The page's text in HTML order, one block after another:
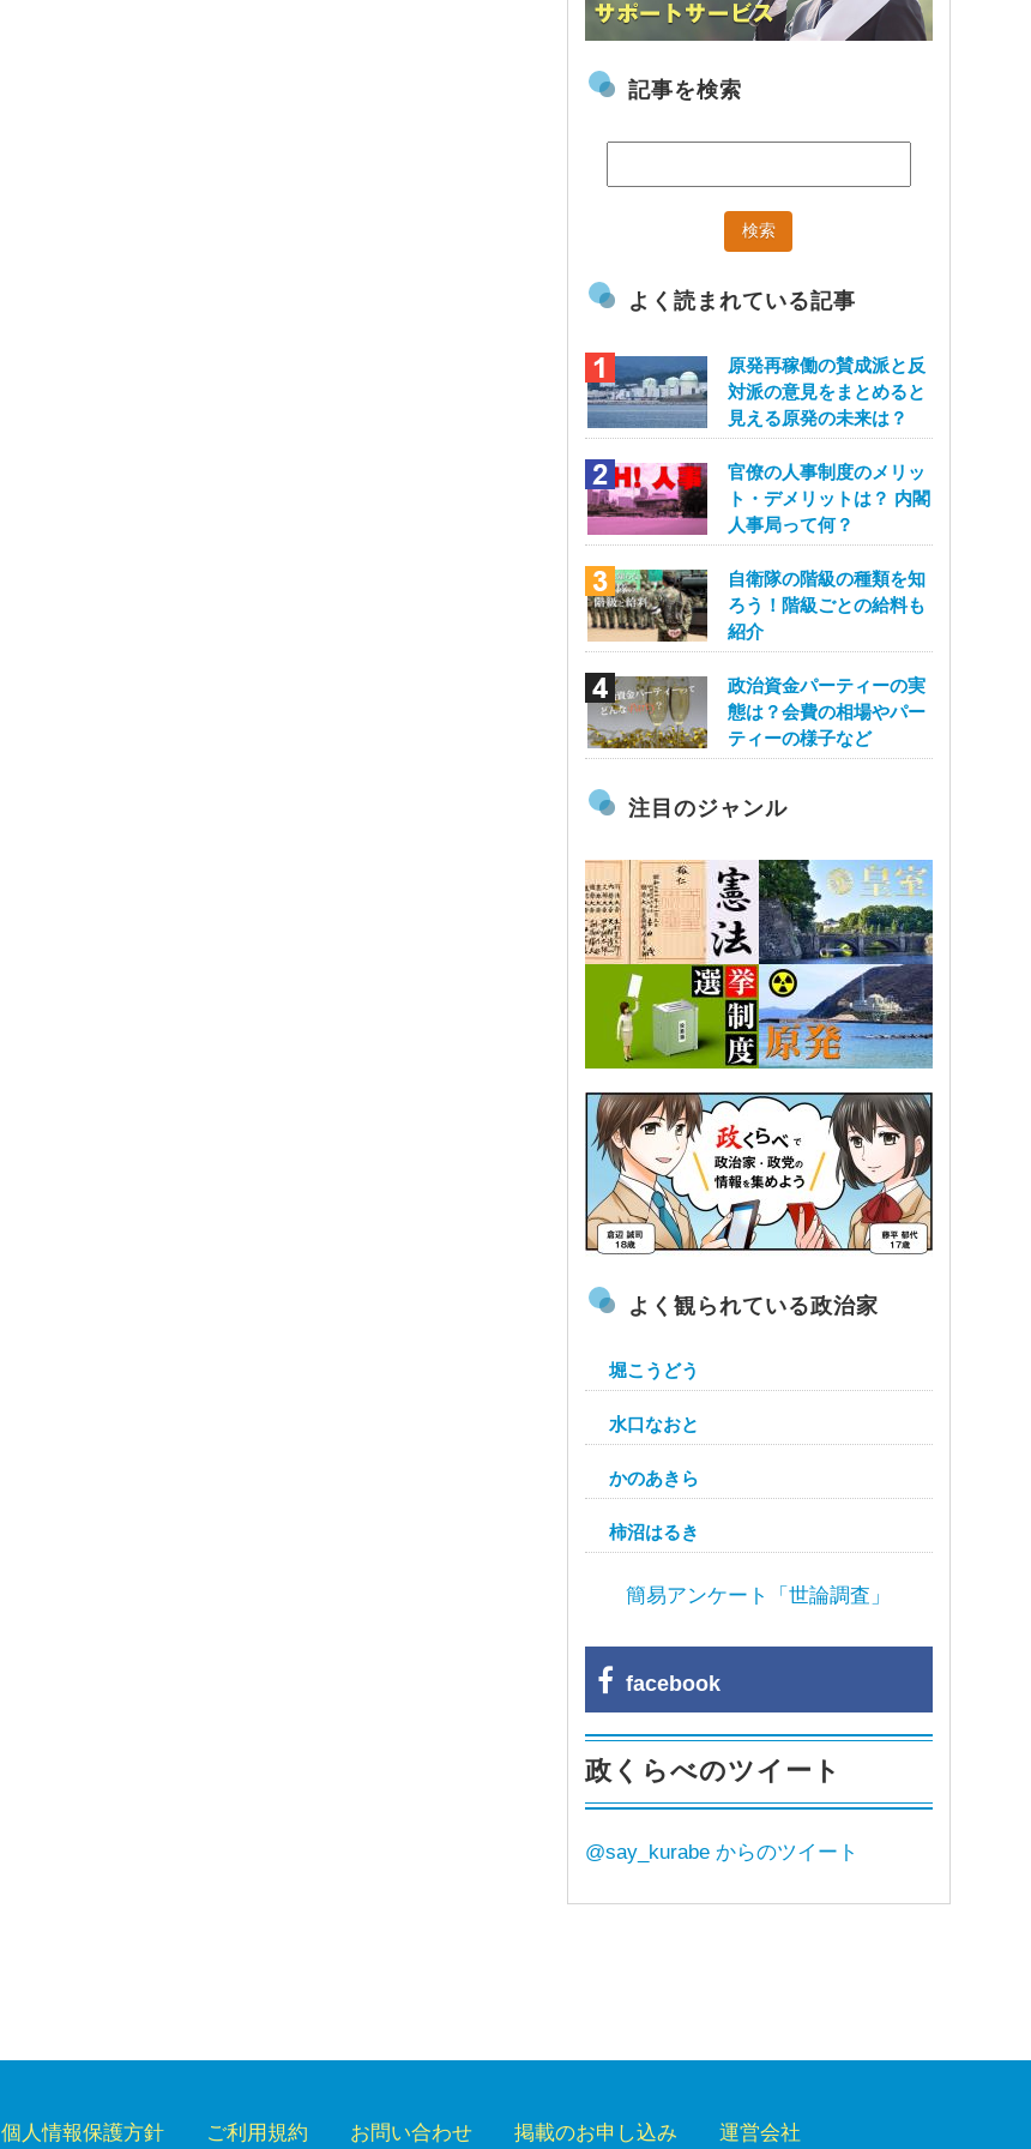
記事を検索
よく読まれている記事
原発再稼働の賛成派と反
対派の意見をまとめると
見える原発の未来は？
官僚の人事制度のメリッ
ト・デメリットは？ 内閣
人事局って何？
自衛隊の階級の種類を知
ろう！階級ごとの給料も
紹介
政治資金パーティーの実
態は？会費の相場やパー
ティーの様子など
注目のジャンル
よく観られている政治家
堀こうどう
水口なおと
かのあきら
柿沼はるき
簡易アンケート「世論調査」
facebook
政くらべのツイート
@say_kurabe からのツイート
個人情報保護方針 ご利用規約 お問い合わせ 掲載のお申し込み 運営会社